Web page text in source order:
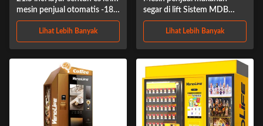
mesin penjual otomatis -18 °
C freezer lift mesin penjual
otomatis makanan beku
dengan pembaca kartu &
Lihat Lebih Banyak
segar di lift Sistem MDB
660kg Berat kotor
Lihat Lebih Banyak